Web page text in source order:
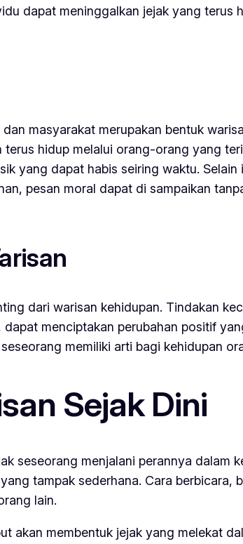
dapat meninggalkan jejak yang terus
masyarakat merupakan bentuk
hidup melalui orang-orang yang
yang dapat habis seiring waktu.
pesan moral dapat di sampaikan
dari warisan kehidupan. Tindakan
menciptakan perubahan positif
memiliki arti bagi kehidupan
Sejak Dini
seseorang menjalani perannya dalam
tampak sederhana. Cara berbicara,
lain.
akan membentuk jejak yang melekat